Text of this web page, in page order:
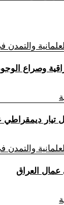
والتمدن
والتمدن